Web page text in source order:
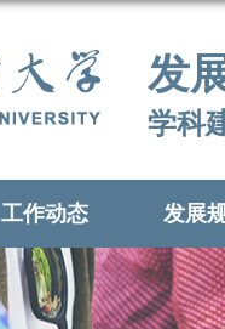
发
学科
工作动态 发展